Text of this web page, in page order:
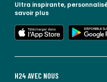
H24 AVEC NOUS
Ultra inspirante,
savoir plus
lien vers l'app store
lien vers google play